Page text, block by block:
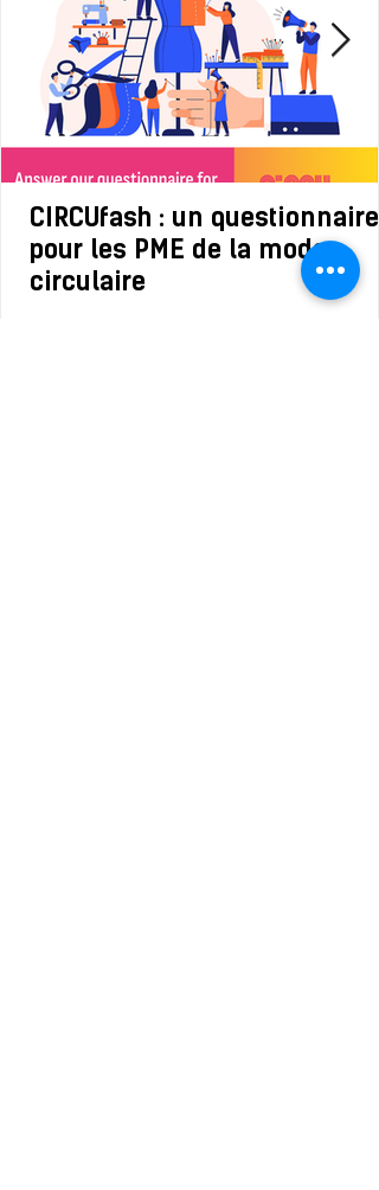
CIRCUfash : un questionnaire
pour les PME de la mode
circulaire